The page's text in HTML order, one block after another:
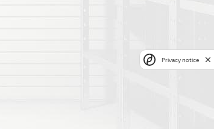
Privacy notice